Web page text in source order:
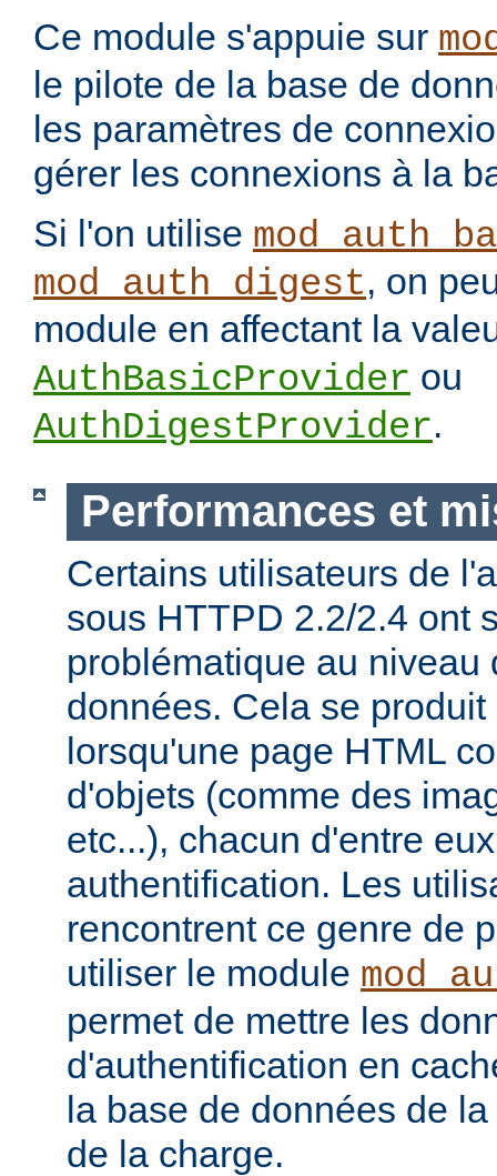
Ce module s'appuie sur
le pilote de la base de
les paramètres de
gérer les connexions à la
Si l'on utilise
mod_auth_digest, on
module en affectant la
AuthBasicProvider ou
AuthDigestProvider.
Performances et
Certains utilisateurs de
sous HTTPD 2.2/2.4 ont
problématique au niveau
données. Cela se
lorsqu'une page HTML
d'objets (comme des
etc...), chacun d'entre
authentification. Les
rencontrent ce genre de
utiliser le module
permet de mettre les
d'authentification en
la base de données de
de la charge.